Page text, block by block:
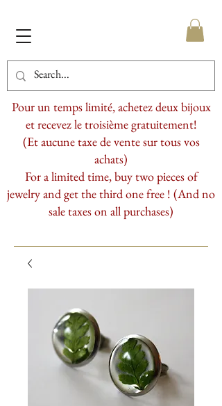
Pour un temps limité, achetez deux bijoux
et recevez le troisième gratuitement!
(Et aucune taxe de vente sur tous vos
achats)
For a limited time, buy two pieces of
jewelry and get the third one free ! (And no
sale taxes on all purchases)